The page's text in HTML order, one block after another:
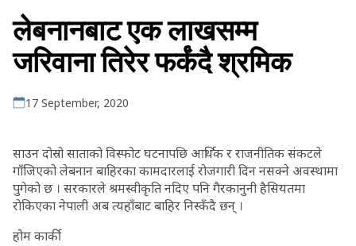
लेबनानबाट एक लाखसम्म
जरिवाना तिरेर फर्कंदै श्रमिक
17 September, 2020
साउन दोस्रो साताको विस्फोट घटनापछि आर्थिक र राजनीतिक संकटले
गाँजिएको लेबनान बाहिरका कामदारलाई रोजगारी दिन नसक्ने अवस्थामा
पुगेको छ । सरकारले श्रमस्वीकृति नदिए पनि गैरकानुनी हैसियतमा
रोकिएका नेपाली अब त्यहाँबाट बाहिर निस्कँदै छन् ।
होम कार्की